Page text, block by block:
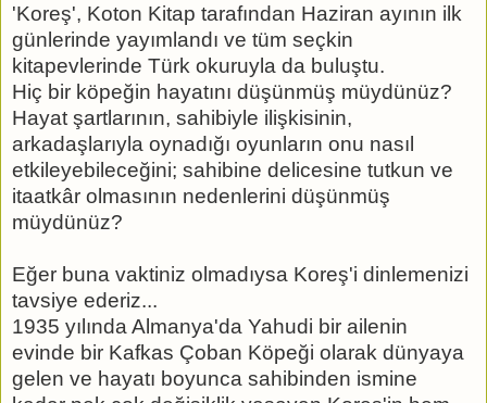
'Koreş', Koton Kitap tarafından Haziran ayının ilk
günlerinde yayımlandı ve tüm seçkin
kitapevlerinde Türk okuruyla da buluştu.
Hiç bir köpeğin hayatını düşünmüş müydünüz?
Hayat şartlarının, sahibiyle ilişkisinin,
arkadaşlarıyla oynadığı oyunların onu nasıl
etkileyebileceğini; sahibine delicesine tutkun ve
itaatkâr olmasının nedenlerini düşünmüş
müydünüz?
Eğer buna vaktiniz olmadıysa Koreş'i dinlemenizi
tavsiye ederiz...
1935 yılında Almanya'da Yahudi bir ailenin
evinde bir Kafkas Çoban Köpeği olarak dünyaya
gelen ve hayatı boyunca sahibinden ismine